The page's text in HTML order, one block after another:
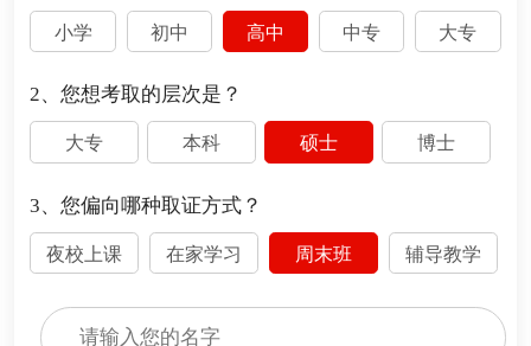
小学 初中 高中 中专 大专
2、您想考取的层次是？
大专 本科 硕士 博士
3、您偏向哪种取证方式？
夜校上课 在家学习 周末班 辅导教学